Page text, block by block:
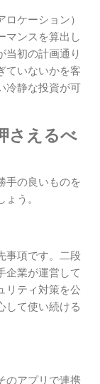
ケーション）
マンスを算出し
当初の計画通り
ていないかを客
冷静な投資が可
さえるべ
手の良いものを
う。
事項です。二段
企業が運営して
リティ対策を公
して使い続ける
のアプリで連携